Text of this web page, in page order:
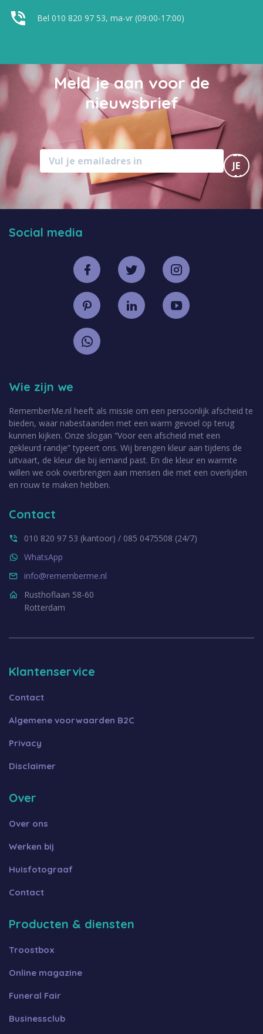
Bel 010 820 97 53, ma-vr (09:00-17:00)
Meld je aan voor de
nieuwsbrief
MELD
JE
AAN
Contact
010 820 97 53 (kantoor) / 085 0475508 (24/7)
WhatsApp
info@rememberme.nl
Rusthoflaan 58-60
Rotterdam
Wie zijn we
RememberMe.nl heeft als missie om een persoonlijk afscheid te
bieden, waar nabestaanden met een warm gevoel op terug
kunnen kijken. Onze slogan “Voor een afscheid met een
gekleurd randje” typeert ons. Wij brengen kleur aan tijdens de
uitvaart, de kleur die bij iemand past. En die kleur en warmte
willen we ook overbrengen aan mensen die met een overlijden
en rouw te maken hebben.
Social media
Klantenservice
Contact
Algemene voorwaarden B2C
Privacy
Disclaimer
Over
Over ons
Werken bij
Huisfotograaf
Contact
Producten & diensten
Troostbox
Online magazine
Funeral Fair
Businessclub